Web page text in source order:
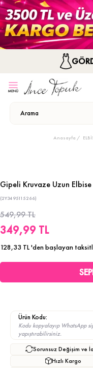
Anasayfa
Gipeli Kruvaze Uzun Elbise
(2Y3495115266)
549,99 TL
349,99 TL
128,33 TL'den başlayan
Ürün Kodu:
Kodu kopyalayıp WhatsApp
yapıştırabilirsiniz.
Sorunsuz Değişim ve
Hızlı Kargo